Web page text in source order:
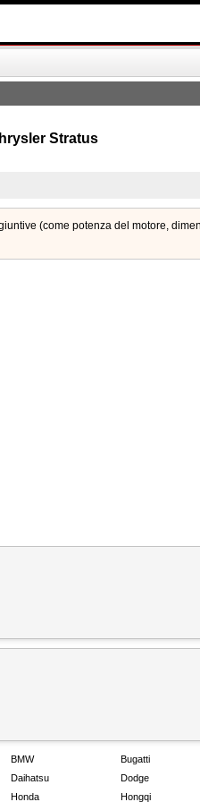
Stratus
(come potenza del motore,
BMW Bugatti
Daihatsu Dodge
Honda Hongqi